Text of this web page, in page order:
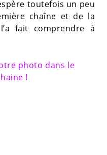
toutefois un peu
chaîne et de la
fait comprendre à
photo dans le
!